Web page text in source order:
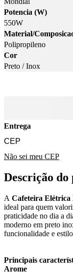
Potencia (W)
550W
Material/
Polipropileno
Cor
Preto / Inox
Entrega
Não sei meu CEP
Descrição do
A Cafeteira Elétrica
ideal para quem
praticidade no dia a
moderno em preto
funcionalidade e
Principais
Arome